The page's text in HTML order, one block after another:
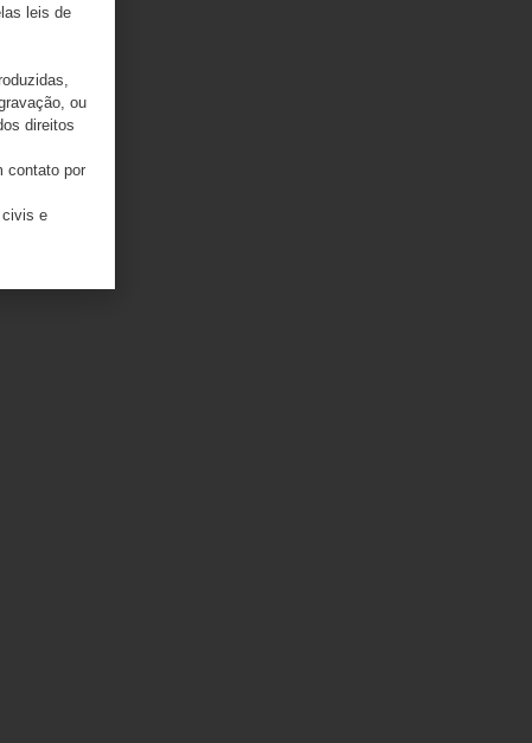
leis de
ou
direitos
contato por
civis e